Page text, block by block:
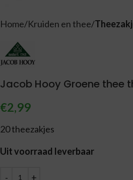
Home Kruiden en thee
Jacob Hooy Groene thee
€2,99
20 theezakjes
Uit voorraad leverbaar
Alternative: